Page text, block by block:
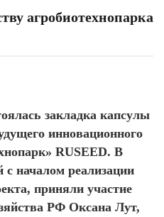
агробиотехнопарка
закладка капсулы
инновационного
RUSEED. В
с началом реализации
приняли участие
РФ Оксана Лут,